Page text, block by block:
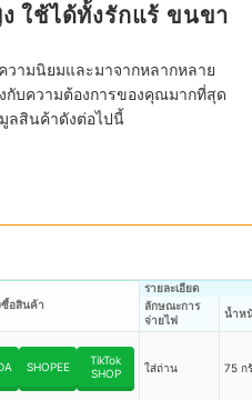
ใช้ได้ทั้งรักแร้ ขนขา
วามนิยมและมาจากหลากหลาย
บความต้องการของคุณมากที่สุด
ลสินค้าดังต่อไปนี้
อสินค้า
รายละเอียด
ลักษณะการ
จ่ายไฟ
น้ำห
SHOPEE
TikTok
SHOP
ใส่ถ่าน 75 ก